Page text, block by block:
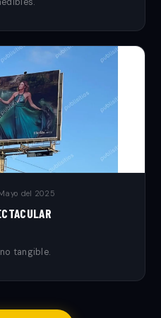
del 2025
tangible.